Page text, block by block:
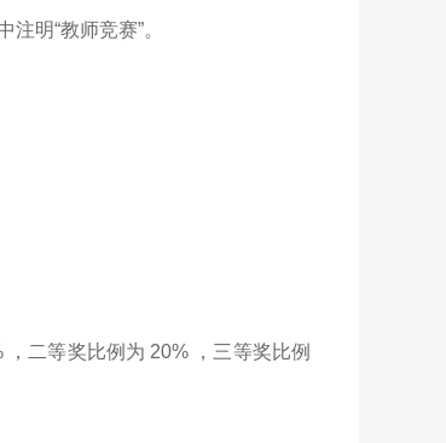
明“教师竞赛”。
二等奖比例为 20% ，三等奖比例